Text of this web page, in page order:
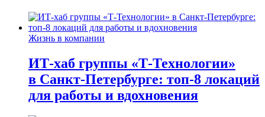
Жизнь в компании
ИТ-хаб группы «Т-Технологии»
в Санкт-Петербурге: топ-8 локаций
для работы и вдохновения